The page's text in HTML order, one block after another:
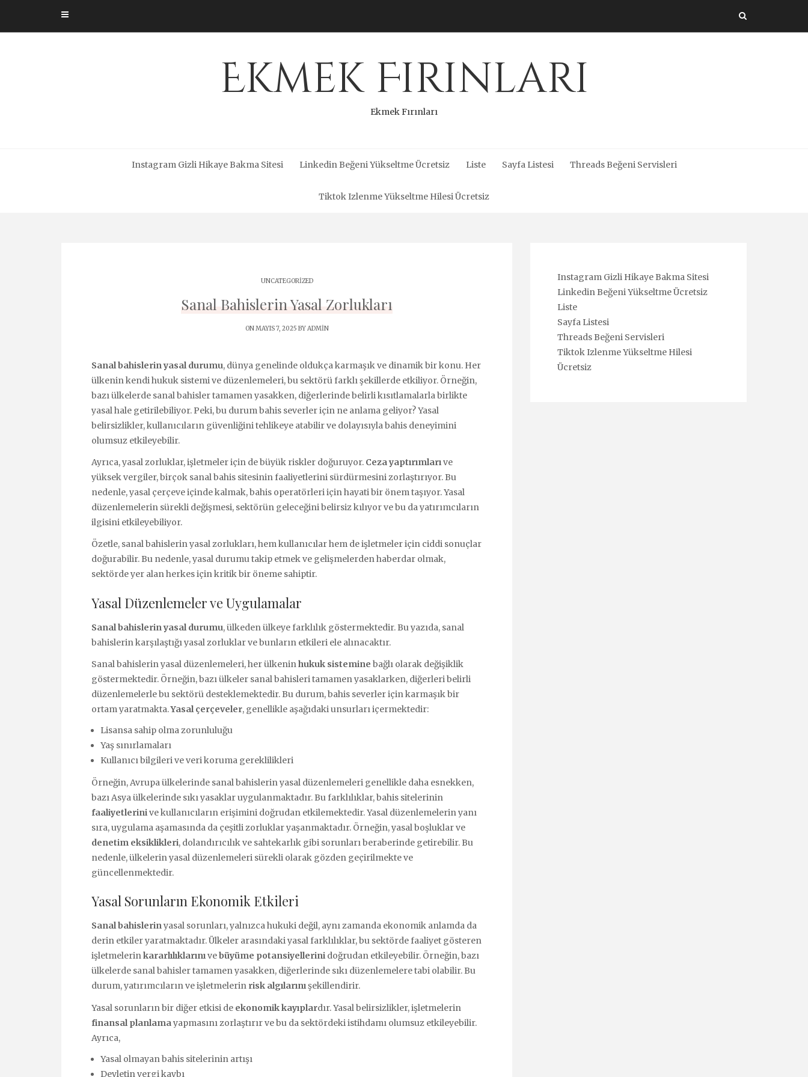
content
Ekmek Fırınları
Ekmek Fırınları
Instagram Gizli Hikaye Bakma Sitesi Linkedin Beğeni Yükseltme Ücretsiz Liste Sayfa Listesi Threads Beğeni Servisleri
Tiktok Izlenme Yükseltme Hilesi Ücretsiz
UNCATEGORIZED
Sanal Bahislerin Yasal Zorlukları
ON MAYIS 7, 2025 BYADMIN
Sanal bahislerin yasal durumu, dünya genelinde oldukça karmaşık ve dinamik bir konu. Her
ülkenin kendi hukuk sistemi ve düzenlemeleri, bu sektörü farklı şekillerde etkiliyor. Örneğin,
bazı ülkelerde sanal bahisler tamamen yasakken, diğerlerinde belirli kısıtlamalarla birlikte
yasal hale getirilebiliyor. Peki, bu durum bahis severler için ne anlama geliyor? Yasal
belirsizlikler, kullanıcıların güvenliğini tehlikeye atabilir ve dolayısıyla bahis deneyimini
olumsuz etkileyebilir.
Ayrıca, yasal zorluklar, işletmeler için de büyük riskler doğuruyor. Ceza yaptırımlarıve
yüksek vergiler, birçok sanal bahis sitesinin faaliyetlerini sürdürmesini zorlaştırıyor. Bu
nedenle, yasal çerçeve içinde kalmak, bahis operatörleri için hayati bir önem taşıyor. Yasal
düzenlemelerin sürekli değişmesi, sektörün geleceğini belirsiz kılıyor ve bu da yatırımcıların
ilgisini etkileyebiliyor.
Özetle, sanal bahislerin yasal zorlukları, hem kullanıcılar hem de işletmeler için ciddi sonuçlar
doğurabilir. Bu nedenle, yasal durumu takip etmek ve gelişmelerden haberdar olmak,
sektörde yer alan herkes için kritik bir öneme sahiptir.
Yasal Düzenlemeler ve Uygulamalar
Sanal bahislerin yasal durumu, ülkeden ülkeye farklılık göstermektedir. Bu yazıda, sanal
bahislerin karşılaştığı yasal zorluklar ve bunların etkileri ele alınacaktır.
Sanal bahislerin yasal düzenlemeleri, her ülkeninhukuk sistemine bağlı olarak değişiklik
göstermektedir. Örneğin, bazı ülkeler sanal bahisleri tamamen yasaklarken, diğerleri belirli
düzenlemelerle bu sektörü desteklemektedir. Bu durum, bahis severler için karmaşık bir
ortam yaratmakta.Yasal çerçeveler, genellikle aşağıdaki unsurları içermektedir:
Lisansa sahip olma zorunluluğu
Yaş sınırlamaları
Kullanıcı bilgileri ve veri koruma gereklilikleri
Örneğin, Avrupa ülkelerinde sanal bahislerin yasal düzenlemeleri genellikle daha esnekken,
bazı Asya ülkelerinde sıkı yasaklar uygulanmaktadır. Bu farklılıklar, bahis sitelerinin
faaliyetlerinive kullanıcıların erişimini doğrudan etkilemektedir. Yasal düzenlemelerin yanı
sıra, uygulama aşamasında da çeşitli zorluklar yaşanmaktadır. Örneğin, yasal boşluklar ve
denetim eksiklikleri, dolandırıcılık ve sahtekarlık gibi sorunları beraberinde getirebilir. Bu
nedenle, ülkelerin yasal düzenlemeleri sürekli olarak gözden geçirilmekte ve
güncellenmektedir.
Yasal Sorunların Ekonomik Etkileri
Sanal bahislerinyasal sorunları, yalnızca hukuki değil, aynı zamanda ekonomik anlamda da
derin etkiler yaratmaktadır. Ülkeler arasındaki yasal farklılıklar, bu sektörde faaliyet gösteren
işletmelerinkararlılıklarınıvebüyüme potansiyellerini doğrudan etkileyebilir. Örneğin, bazı
ülkelerde sanal bahisler tamamen yasakken, diğerlerinde sıkı düzenlemelere tabi olabilir. Bu
durum, yatırımcıların ve işletmelerin risk algılarınışekillendirir.
Yasal sorunların bir diğer etkisi de ekonomik kayıplardır. Yasal belirsizlikler, işletmelerin
finansal planlamayapmasını zorlaştırır ve bu da sektördeki istihdamı olumsuz etkileyebilir.
Ayrıca,
Yasal olmayan bahis sitelerinin artışı
Devletin vergi kaybı
Instagram Gizli Hikaye Bakma Sitesi
Linkedin Beğeni Yükseltme Ücretsiz
Liste
Sayfa Listesi
Threads Beğeni Servisleri
Tiktok Izlenme Yükseltme Hilesi
Ücretsiz